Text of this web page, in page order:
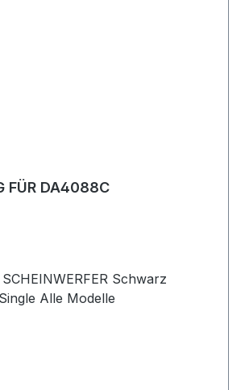
FÜR DA4088C
Schwarz
Gittergewebe Single Alle Modelle